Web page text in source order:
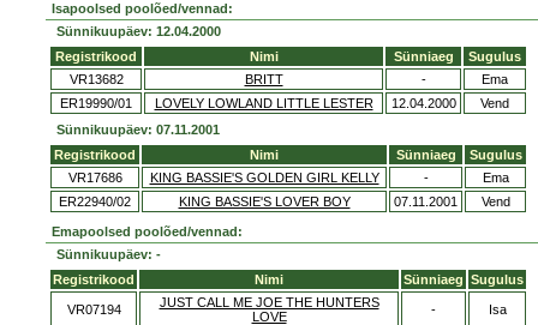
Isapoolsed poolõed/vennad:
Sünnikuupäev: 12.04.2000
Registrikood
Nimi Sünniaeg
Sugulus
VR13682
BRITT -
Ema
ER19990/01
LOVELY LOWLAND LITTLE LESTER 12.04.2000
Vend
Sünnikuupäev: 07.11.2001
Registrikood
Nimi Sünniaeg
Sugulus
VR17686
KING BASSIE'S GOLDEN GIRL KELLY -
Ema
ER22940/02
KING BASSIE'S LOVER BOY 07.11.2001 Vend
Emapoolsed poolõed/vennad:
Sünnikuupäev: -
Registrikood
Nimi Sünniaeg Sugulus
VR07194
JUST CALL ME JOE THE HUNTERS
LOVE
- Isa